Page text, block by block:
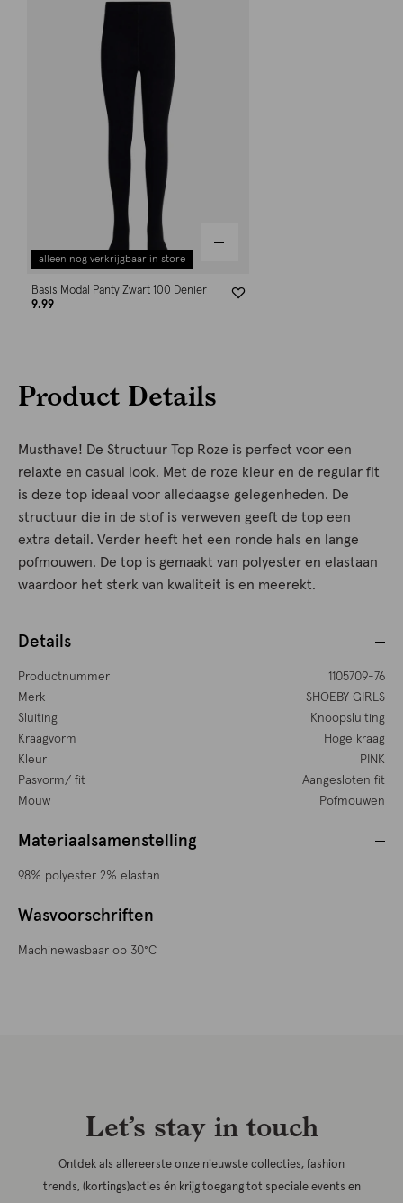
alleen nog verkrijgbaar in store
Basis Modal Panty Zwart 100 Denier
9.99
Product Details
Musthave! De Structuur Top Roze is perfect voor een
relaxte en casual look. Met de roze kleur en de regular fit
is deze top ideaal voor alledaagse gelegenheden. De
structuur die in de stof is verweven geeft de top een
extra detail. Verder heeft het een ronde hals en lange
pofmouwen. De top is gemaakt van polyester en elastaan
waardoor het sterk van kwaliteit is en meerekt.
Details
Productnummer
1105709-76
Merk
SHOEBY GIRLS
Sluiting
Knoopsluiting
Kraagvorm
Hoge kraag
Kleur
PINK
Pasvorm/ fit
Aangesloten fit
Mouw
Pofmouwen
Materiaalsamenstelling
98% polyester 2% elastan
Wasvoorschriften
Machinewasbaar op 30°C
Let’s stay in touch
Ontdek als allereerste onze nieuwste collecties, fashion
trends, (kortings)acties én krijg toegang tot speciale events en